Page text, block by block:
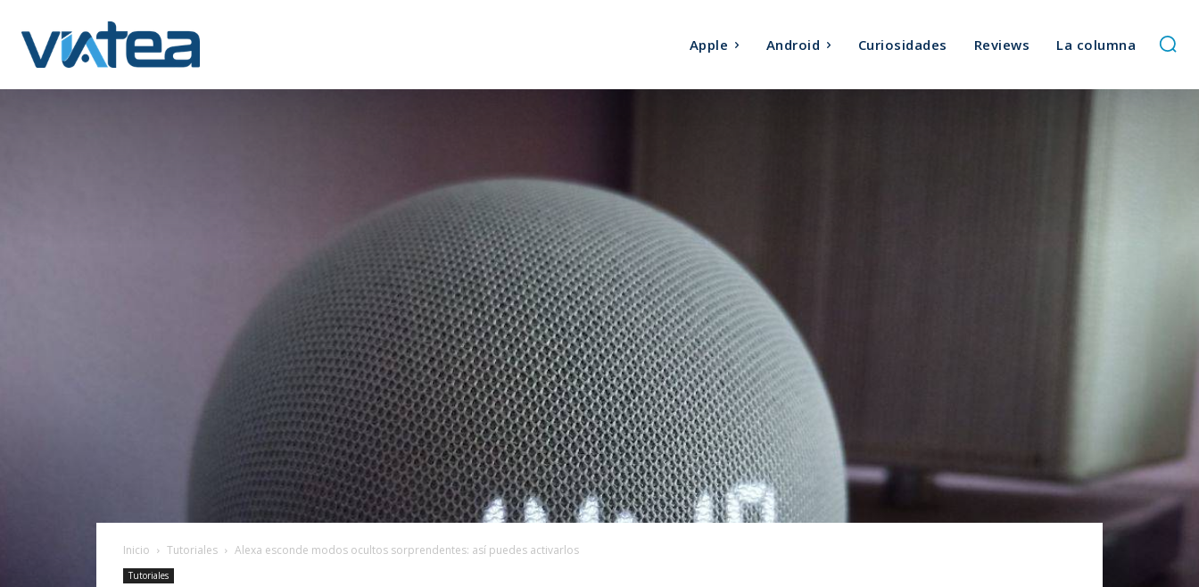
Apple Android Curiosidades Reviews La columna
Inicio Tutoriales Alexa esconde modos ocultos sorprendentes: así puedes activarlos
Tutoriales